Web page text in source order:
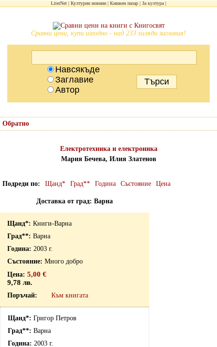
LiterNet Културни новини Книжен пазар За култура
Сравни цени, купи изгодно - над 233 хиляди заглавия!
Навсякъде
Заглавие
Автор
Обратно
Електротехника и електроника
Мария Бечева, Илия Златенов
Подреди по Щанд* Град** Година Състояние Цена
Доставка от град: Варна
Книги-Варна
Варна
2003 г.
Много добро
5,00 €
9,78 лв.
Към книгата
Григор Петров
Варна
2003 г.